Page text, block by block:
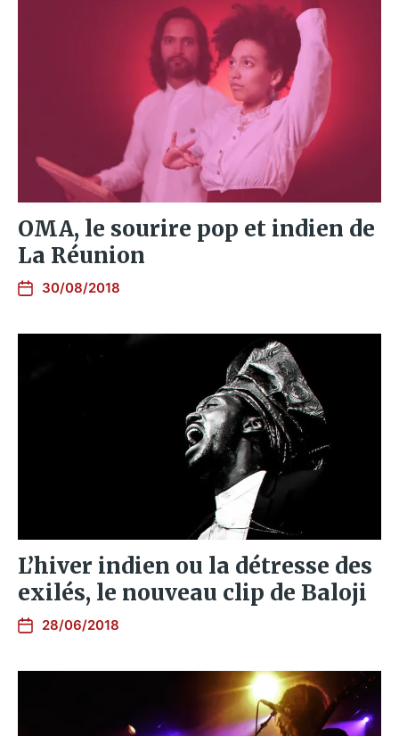
OMA, le sourire pop et indien de
La Réunion
30/08/2018
L’hiver indien ou la détresse des
exilés, le nouveau clip de Baloji
28/06/2018